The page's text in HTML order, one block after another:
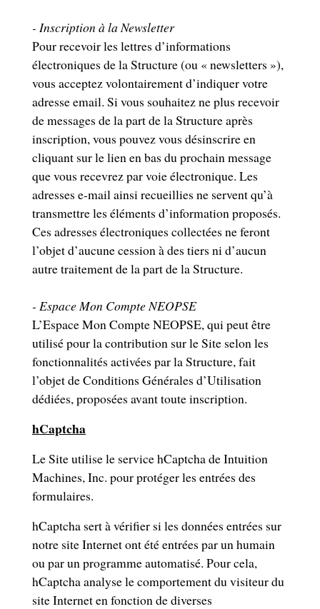
- Inscription à la Newsletter
Pour recevoir les lettres d’informations
électroniques de la Structure (ou « newsletters »),
vous acceptez volontairement d’indiquer votre
adresse email. Si vous souhaitez ne plus recevoir
de messages de la part de la Structure après
inscription, vous pouvez vous désinscrire en
cliquant sur le lien en bas du prochain message
que vous recevrez par voie électronique. Les
adresses e-mail ainsi recueillies ne servent qu’à
transmettre les éléments d’information proposés.
Ces adresses électroniques collectées ne feront
l’objet d’aucune cession à des tiers ni d’aucun
autre traitement de la part de la Structure.
- Espace Mon Compte NEOPSE
L’Espace Mon Compte NEOPSE, qui peut être
utilisé pour la contribution sur le Site selon les
fonctionnalités activées par la Structure, fait
l’objet de Conditions Générales d’Utilisation
dédiées, proposées avant toute inscription.
hCaptcha
Le Site utilise le service hCaptcha de Intuition
Machines, Inc. pour protéger les entrées des
formulaires.
hCaptcha sert à vérifier si les données entrées sur
notre site Internet ont été entrées par un humain
ou par un programme automatisé. Pour cela,
hCaptcha analyse le comportement du visiteur du
site Internet en fonction de diverses